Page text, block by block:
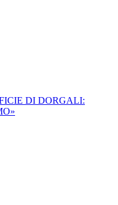
DI DORGALI: